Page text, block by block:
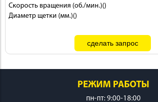
Скорость вращения (об./мин.)()
Диаметр щетки (мм.)()
РЕЖИМ РАБОТЫ
пн-пт: 9:00-18:00